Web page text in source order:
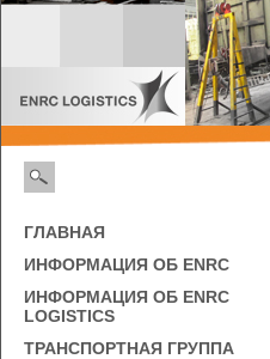
ГЛАВНАЯ
ИНФОРМАЦИЯ ОБ ENRC
ИНФОРМАЦИЯ ОБ ENRC
LOGISTICS
ТРАНСПОРТНАЯ ГРУППА